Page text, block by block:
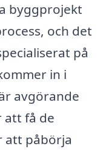
byggprojekt
och det
på
in i
avgörande
att få de
att påbörja